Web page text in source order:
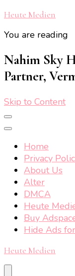
Heute Medien
You are reading
Nahim Sky
Partner,
Skip to Content
Home
Privacy
About Us
Alter
DMCA
Heute
Buy
Hide Ads
Heute Medien